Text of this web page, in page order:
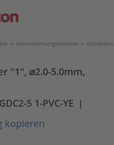
> Kennzeichnungssysteme >
"1", ⌀2.0-5.0mm,
5 1-PVC-YE |
kopieren